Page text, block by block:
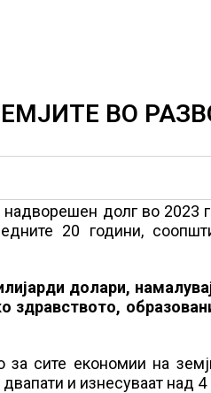
ВО
надворешен долг во 2023
20 години,
долари,
здравството,
за сите економии на
и изнесуваат над 4